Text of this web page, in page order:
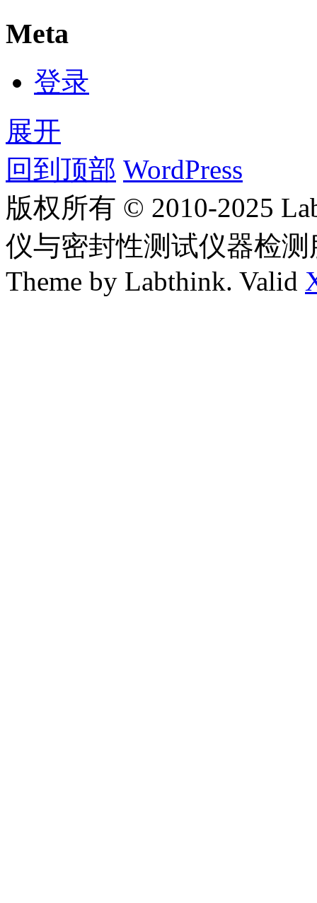
Meta
登录
展开
回到顶部 WordPress
版权所有 © 2010-2025
仪与密封性测试仪器检
Theme by Labthink. Valid